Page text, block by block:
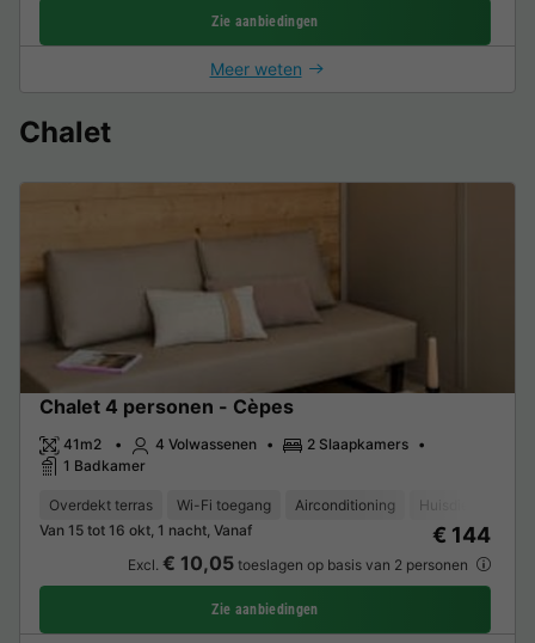
Zie aanbiedingen
Meer weten
Chalet
Chalet 4 personen - Cèpes
41m2 4 Volwassenen
2 Slaapkamers
1 Badkamer
Overdekt terras Wi-Fi toegang Airconditioning
Huisdieren
Van 15 tot 16 okt, 1 nacht, Vanaf
€ 144
Excl. € 10,05toeslagen op basis van 2 personen
Zie aanbiedingen